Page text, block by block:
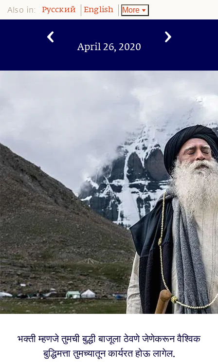
Also in: Pусский English More
April 26, 2020
भक्ती म्हणजे तुमची बुद्धी बाजूला ठेवणे जेणेकरून वैश्विक
बुद्धिमत्ता तुमच्यातून कार्यरत होऊ लागेल.